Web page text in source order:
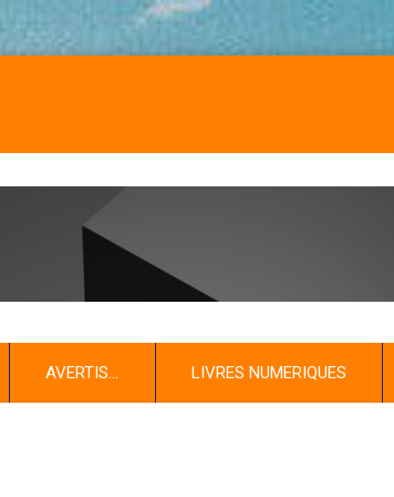
AVERTIS… LIVRES NUMERIQUES